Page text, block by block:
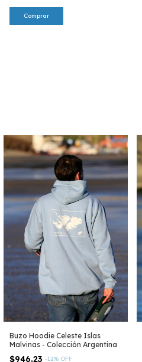
Comprar
Buzo Hoodie Celeste Islas
Malvinas - Colección Argentina
$946.23 -12% OFF